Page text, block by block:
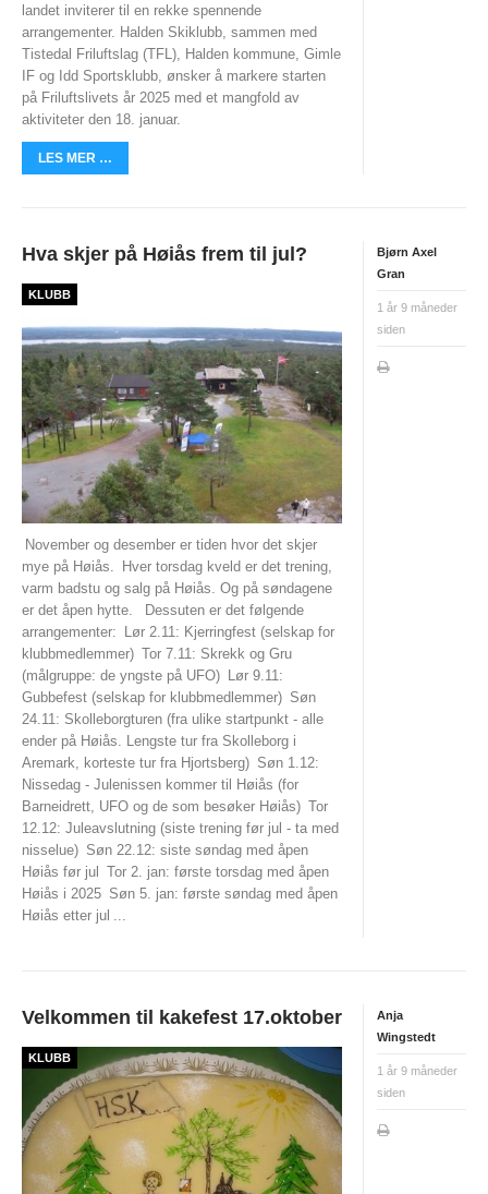
WMOC2003
Jubileumskalender
Grottaprisen
Kynningsrud og Aktivum stipend
LOVER OG REGLER
Politiattest
HSKs lov
Retningslinjer mot seksuell trakassering og overgrep i
idretten
KLUBBTØY
ÅRSBERETNINGER
KART OG LØYPER
KARTOVERSIKT
HISTORISK
TRAIN IN HALDEN
SKOLEORIENTERING
TURLØYPER
KARTARKIV (DOMA)
DYRETRÅKKET
ARRANGEMENT
HALDEN O-MEETING
GRENSERITTET
TUR-ORIENTERING
STOLPEJAKTEN
TRENINGSLØP
landet inviterer til en rekke spennende
arrangementer. Halden Skiklubb, sammen med
Tistedal Friluftslag (TFL), Halden kommune, Gimle
IF og Idd Sportsklubb, ønsker å markere starten
på Friluftslivets år 2025 med et mangfold av
aktiviteter den 18. januar.
LES MER …
Hva skjer på Høiås frem til jul?
KLUBB
November og desember er tiden hvor det skjer
mye på Høiås.
Hver torsdag kveld er det trening,
varm badstu og salg på Høiås. Og på søndagene
er det åpen hytte.
Dessuten er det følgende
arrangementer:
Lør 2.11: Kjerringfest (selskap for
klubbmedlemmer) Tor 7.11: Skrekk og Gru
(målgruppe: de yngste på UFO) Lør 9.11:
Gubbefest (selskap for klubbmedlemmer) Søn
24.11: Skolleborgturen (fra ulike startpunkt - alle
ender på Høiås. Lengste tur fra Skolleborg i
Aremark, korteste tur fra Hjortsberg) Søn 1.12:
Nissedag - Julenissen kommer til Høiås (for
Barneidrett, UFO og de som besøker Høiås) Tor
12.12: Juleavslutning (siste trening før jul - ta med
nisselue) Søn 22.12: siste søndag med åpen
Høiås før jul
Tor 2. jan: første torsdag med åpen
Høiås i 2025 Søn 5. jan: første søndag med åpen
Høiås etter jul ...
Bjørn Axel
Gran
1 år 9 måneder
siden
Velkommen til kakefest 17.oktober
KLUBB
Anja
Wingstedt
1 år 9 måneder
siden